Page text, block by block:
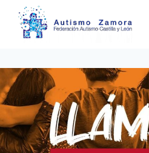
Saltar
contenido